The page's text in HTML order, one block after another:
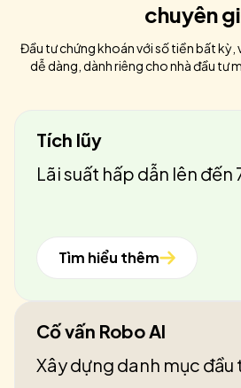
chuyên
Đầu tư chứng khoán với số tiền bất kỳ,
dễ dàng, dành riêng cho nhà đầu tư
Tích lũy
Lãi suất hấp dẫn lên đến
Tìm hiểu thêm
Cố vấn Robo AI
Xây dựng danh mục đầu